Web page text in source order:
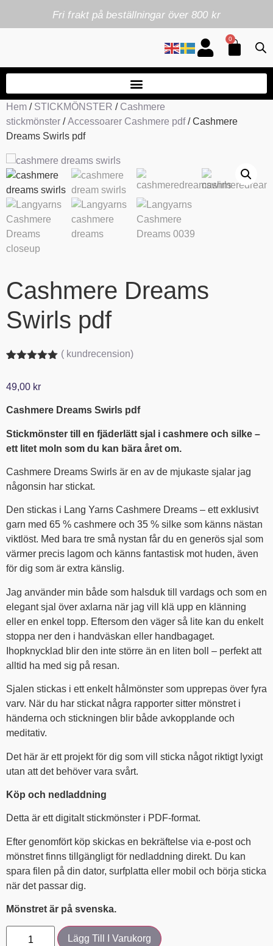
Fri frakt på beställningar över 800 kr
0
Hem / STICKMÖNSTER / Cashmere
stickmönster /Accessoarer Cashmere pdf/ Cashmere
Dreams Swirls pdf
Cashmere Dreams
Swirls pdf
baserat på
( kundrecension)
49,00 kr
Cashmere Dreams Swirls pdf
Stickmönster till en fjäderlätt sjal i cashmere och silke –
ett litet moln som du kan bära året om.
Cashmere Dreams Swirls är en av de mjukaste sjalar jag
någonsin har stickat.
Den stickas i Lang Yarns Cashmere Dreams – ett exklusivt
garn med 65 % cashmere och 35 % silke som känns nästan
viktlöst. Med bara tre små nystan får du en generös sjal som
värmer precis lagom och känns fantastisk mot huden, även
för dig som är extra känslig.
Jag använder min både som halsduk till vardags och som en
elegant sjal över axlarna när jag vill klä upp en klänning
eller en enkel topp. Eftersom den väger så lite kan du enkelt
stoppa ner den i handväskan eller handbagaget.
Ihopknycklad blir den inte större än en liten boll – perfekt att
alltid ha med sig på resan.
Sjalen stickas i ett enkelt hålmönster som upprepas över fyra
varv. När du har stickat några rapporter sitter mönstret i
händerna och stickningen blir både avkopplande och
meditativ.
Det här är ett projekt för dig som vill sticka något riktigt lyxigt
utan att det behöver vara svårt.
Köp och nedladdning
Detta är ett digitalt stickmönster i PDF-format.
Efter genomfört köp skickas en bekräftelse via e-post och
mönstret finns tillgängligt för nedladdning direkt. Du kan
spara filen på din dator, surfplatta eller mobil och börja sticka
när det passar dig.
Mönstret är på svenska.
Lägg Till I Varukorg